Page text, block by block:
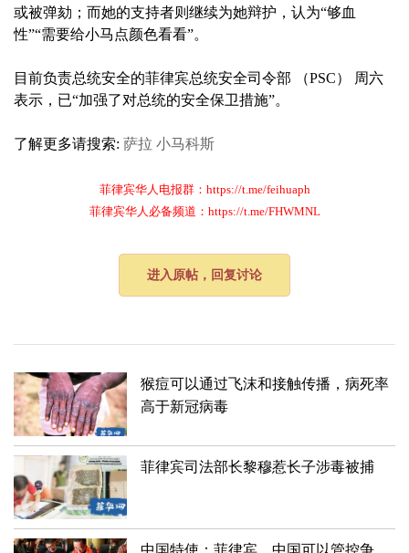
或被弹劾；而她的支持者则继续为她辩护，认为“够血
性”“需要给小马点颜色看看”。
目前负责总统安全的菲律宾总统安全司令部 （PSC） 周六
表示，已“加强了对总统的安全保卫措施”。
了解更多请搜索: 萨拉 小马科斯
菲律宾华人电报群：https://t.me/feihuaph
菲律宾华人必备频道：https://t.me/FHWMNL
进入原帖，回复讨论
​猴痘可以通过飞沫和接触传播，病死率
高于新冠病毒
菲律宾司法部长黎穆惹长子涉毒被捕